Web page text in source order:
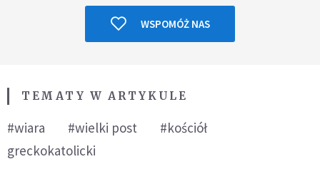
WSPOMÓŻ NAS
TEMATY W ARTYKULE
#wiara #wielki post
#kościół
greckokatolicki